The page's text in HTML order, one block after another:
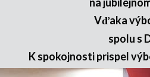
Vďaka
spolu s
K spokojnosti prispel